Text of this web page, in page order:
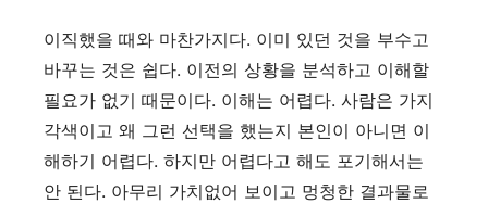
이직했을 때와 마찬가지다. 이미 있던 것을 부수고
바꾸는 것은 쉽다. 이전의 상황을 분석하고 이해할
필요가 없기 때문이다. 이해는 어렵다. 사람은 가지
각색이고 왜 그런 선택을 했는지 본인이 아니면 이
해하기 어렵다. 하지만 어렵다고 해도 포기해서는
안 된다. 아무리 가치없어 보이고 멍청한 결과물로